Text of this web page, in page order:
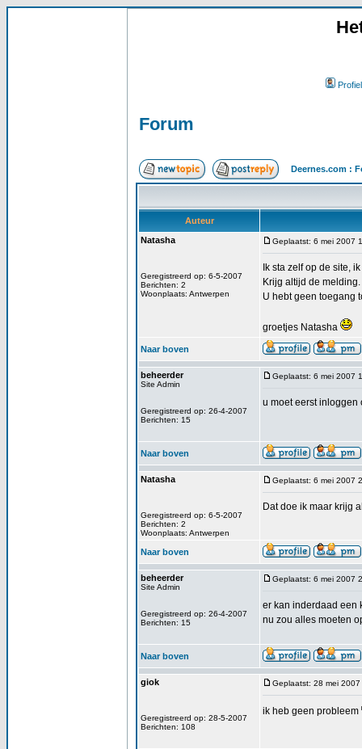
Profiel
Forum
Deernes.com :
Auteur
Natasha
Geregistreerd op: 6-5-2007
Berichten: 2
Woonplaats: Antwerpen
Geplaatst: 6 mei 2007
Ik sta zelf op de site,
Krijg altijd de melding.
U hebt geen toegang
groetjes Natasha
Naar boven
beheerder
Site Admin
Geregistreerd op: 26-4-2007
Berichten: 15
Geplaatst: 6 mei 2007
u moet eerst inloggen
Naar boven
Natasha
Geregistreerd op: 6-5-2007
Berichten: 2
Woonplaats: Antwerpen
Geplaatst: 6 mei 2007
Dat doe ik maar krijg
Naar boven
beheerder
Site Admin
Geregistreerd op: 26-4-2007
Berichten: 15
Geplaatst: 6 mei 2007
er kan inderdaad een
nu zou alles moeten
Naar boven
giok
Geregistreerd op: 28-5-2007
Berichten: 108
Geplaatst: 28 mei
ik heb geen probleem